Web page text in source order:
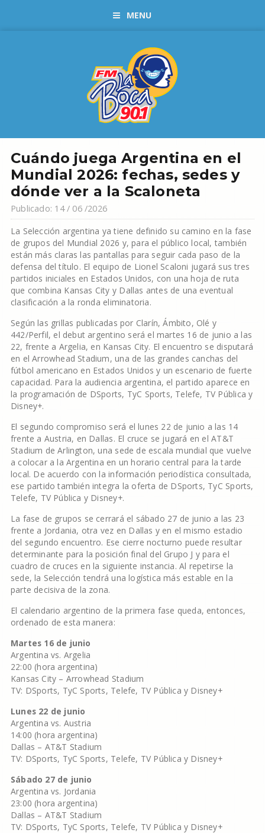
MENU
Cuándo juega Argentina en el
Mundial 2026: fechas, sedes y
dónde ver a la Scaloneta
Publicado: 14 / 06 /2026
La Selección argentina ya tiene definido su camino en la fase
de grupos del Mundial 2026 y, para el público local, también
están más claras las pantallas para seguir cada paso de la
defensa del título. El equipo de Lionel Scaloni jugará sus tres
partidos iniciales en Estados Unidos, con una hoja de ruta
que combina Kansas City y Dallas antes de una eventual
clasificación a la ronda eliminatoria.
Según las grillas publicadas por Clarín, Ámbito, Olé y
442/Perfil, el debut argentino será el martes 16 de junio a las
22, frente a Argelia, en Kansas City. El encuentro se disputará
en el Arrowhead Stadium, una de las grandes canchas del
fútbol americano en Estados Unidos y un escenario de fuerte
capacidad. Para la audiencia argentina, el partido aparece en
la programación de DSports, TyC Sports, Telefe, TV Pública y
Disney+.
El segundo compromiso será el lunes 22 de junio a las 14
frente a Austria, en Dallas. El cruce se jugará en el AT&T
Stadium de Arlington, una sede de escala mundial que vuelve
a colocar a la Argentina en un horario central para la tarde
local. De acuerdo con la información periodística consultada,
ese partido también integra la oferta de DSports, TyC Sports,
Telefe, TV Pública y Disney+.
La fase de grupos se cerrará el sábado 27 de junio a las 23
frente a Jordania, otra vez en Dallas y en el mismo estadio
del segundo encuentro. Ese cierre nocturno puede resultar
determinante para la posición final del Grupo J y para el
cuadro de cruces en la siguiente instancia. Al repetirse la
sede, la Selección tendrá una logística más estable en la
parte decisiva de la zona.
El calendario argentino de la primera fase queda, entonces,
ordenado de esta manera:
Martes 16 de junio
Argentina vs. Argelia
22:00 (hora argentina)
Kansas City – Arrowhead Stadium
TV: DSports, TyC Sports, Telefe, TV Pública y Disney+
Lunes 22 de junio
Argentina vs. Austria
14:00 (hora argentina)
Dallas – AT&T Stadium
TV: DSports, TyC Sports, Telefe, TV Pública y Disney+
Sábado 27 de junio
Argentina vs. Jordania
23:00 (hora argentina)
Dallas – AT&T Stadium
TV: DSports, TyC Sports, Telefe, TV Pública y Disney+